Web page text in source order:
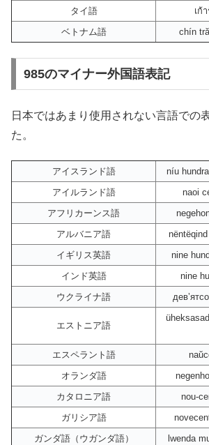
タイ語
เก้
ベトナム語
chín
985のマイナー外国語表記
日本ではあまり使用されない言語での
た。
アイスランド語
níu
アイルランド語
naoi
アフリカーンス語
アルバニア語
イギリス英語
nine
インド英語
nine
ウクライナ語
エストニア語
エスペラント語
オランダ語
カタロニア語
nou-
ガリシア語
ガンダ語（ウガンダ語）
lwenda